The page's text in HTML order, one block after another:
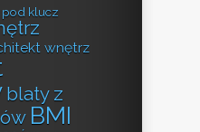
pod klucz
wnętrz
blaty z
BMI